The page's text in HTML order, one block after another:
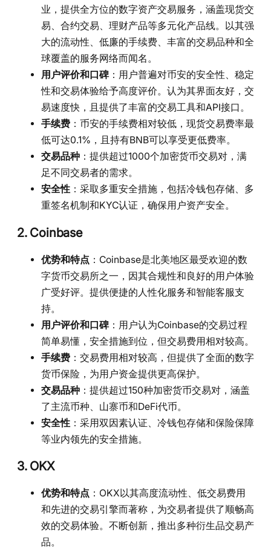
业，提供全方位的数字资产交易服务，涵盖现货交
易、合约交易、理财产品等多元化产品线。以其强
大的流动性、低廉的手续费、丰富的交易品种和全
球覆盖的服务网络而闻名。
用户评价和口碑：用户普遍对币安的安全性、稳定
性和交易体验给予高度评价。认为其界面友好，交
易速度快，且提供了丰富的交易工具和API接口。
手续费 ：币安的手续费相对较低，现货交易费率最
低可达0.1%，且持有BNB可以享受更低费率。
交易品种 ：提供超过1000个加密货币交易对，满
足不同交易者的需求。
安全性 ：采取多重安全措施，包括冷钱包存储、多
重签名机制和KYC认证，确保用户资产安全。
2. Coinbase
优势和特点 ：Coinbase是北美地区最受欢迎的数
字货币交易所之一，因其合规性和良好的用户体验
广受好评。提供便捷的人性化服务和智能客服支
持。
用户评价和口碑：用户认为Coinbase的交易过程
简单易懂，安全措施到位，但交易费用相对较高。
手续费 ：交易费用相对较高，但提供了全面的数字
货币保险，为用户资金提供更高保护。
交易品种 ：提供超过150种加密货币交易对，涵盖
了主流币种、山寨币和DeFi代币。
安全性 ：采用双因素认证、冷钱包存储和保险保障
等业内领先的安全措施。
3. OKX
优势和特点 ：OKX以其高度流动性、低交易费用
和先进的交易引擎而著称，为交易者提供了顺畅高
效的交易体验。不断创新，推出多种衍生品交易产
品。